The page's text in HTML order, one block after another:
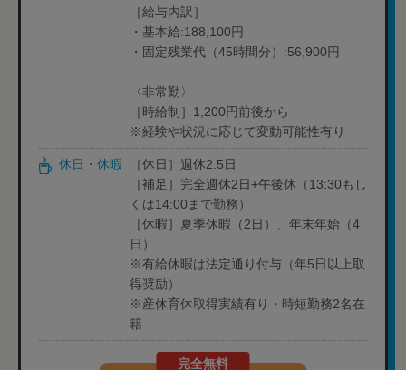
［給与内訳］
・基本給:188,100円
・固定残業代（45時間分）:56,900円
〈非常勤〉
［時給制］1,200円前後から
※経験や状況に応じて変動可能性有り
休日・休暇
［休日］週休2.5日
［補足］完全週休2日+午後休（13:30もし
くは14:00まで勤務）
［休暇］夏季休暇（2日）、年末年始（4
日）
※有給休暇は法定通り付与（年5日以上取
得奨励）
※産休育休取得実績有り・時短勤務2名在
籍
完全無料